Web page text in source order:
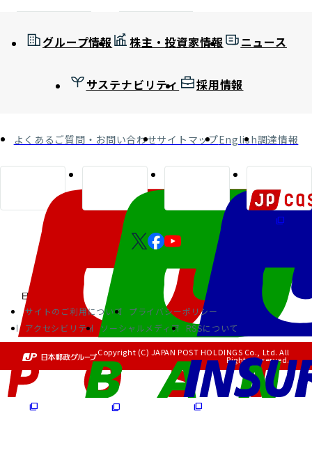
グループ情報 株主・投資家情報 ニュース
サステナビリティ 採用情報
よくあるご質問・お問い合わせサイトマップEnglish調達情報
サイトのご利用について
プライバシーポリシー
アクセシビリティ
ソーシャルメディア RSSについて
Copyright (C) JAPAN POST HOLDINGS Co., Ltd. All
Rights Reserved.